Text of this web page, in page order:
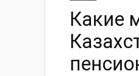
Какие